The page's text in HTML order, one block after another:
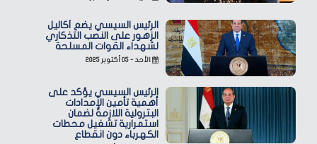
الرئيس السيسي يضع أكاليل
الزهور على النصب التذكاري
لشهداء القوات المسلحة
الأحد - ٠٥ أكتوبر ٢٠٢٥
الرئيس السيسي يؤكد على
أهمية تأمين الإمدادات
البترولية اللازمة لضمان
استمرارية تشغيل محطات
الكهرباء دون انقطاع